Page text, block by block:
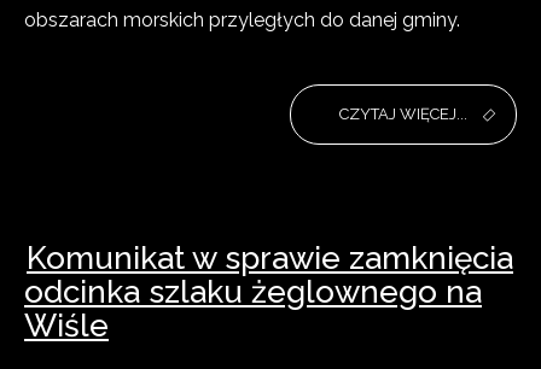
obszarach morskich przyległych do danej gminy.
CZYTAJ WIĘCEJ...
Komunikat w sprawie zamknięcia
odcinka szlaku żeglownego na
Wiśle